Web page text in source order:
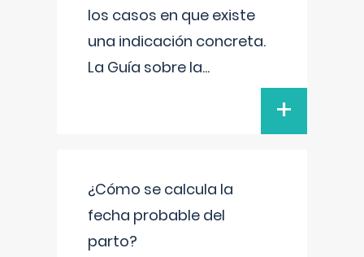
los casos en que existe
una indicación concreta.
La Guía sobre la...
+
¿Cómo se calcula la
fecha probable del
parto?